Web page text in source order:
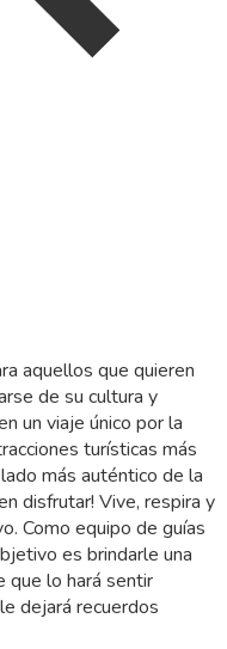
aquellos que quieren
de su cultura y
un viaje único por la
turísticas más
más auténtico de la
disfrutar! Vive, respira y
Como equipo de guías
es brindarle una
que lo hará sentir
dejará recuerdos